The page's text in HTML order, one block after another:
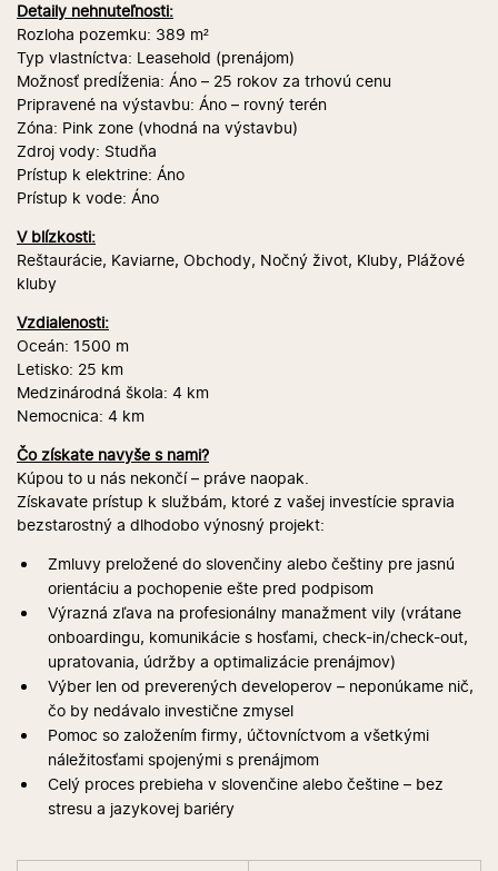
Detaily nehnuteľnosti:
Rozloha pozemku: 389 m²
Typ vlastníctva: Leasehold (prenájom)
Možnosť predĺženia: Áno – 25 rokov za trhovú cenu
Pripravené na výstavbu: Áno – rovný terén
Zóna: Pink zone (vhodná na výstavbu)
Zdroj vody: Studňa
Prístup k elektrine: Áno
Prístup k vode: Áno
V blízkosti:
Reštaurácie, Kaviarne, Obchody, Nočný život, Kluby, Plážové
kluby
Vzdialenosti:
Oceán: 1500 m
Letisko: 25 km
Medzinárodná škola: 4 km
Nemocnica: 4 km
Čo získate navyše s nami?
Kúpou to u nás nekončí – práve naopak.
Získavate prístup k službám, ktoré z vašej investície spravia
bezstarostný a dlhodobo výnosný projekt:
Zmluvy preložené do slovenčiny alebo češtiny pre jasnú
orientáciu a pochopenie ešte pred podpisom
Výrazná zľava na profesionálny manažment vily (vrátane
onboardingu, komunikácie s hosťami, check-in/check-out,
upratovania, údržby a optimalizácie prenájmov)
Výber len od preverených developerov – neponúkame nič,
čo by nedávalo investične zmysel
Pomoc so založením firmy, účtovníctvom a všetkými
náležitosťami spojenými s prenájmom
Celý proces prebieha v slovenčine alebo češtine – bez
stresu a jazykovej bariéry